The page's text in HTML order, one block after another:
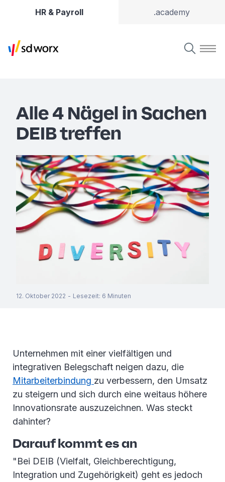
HR & Payroll .academy
Alle 4 Nägel in Sachen
DEIB treffen
12. Oktober 2022 - Lesezeit: 6 Minuten
Unternehmen mit einer vielfältigen und
integrativen Belegschaft neigen dazu, die
Mitarbeiterbindung zu verbessern, den Umsatz
zu steigern und sich durch eine weitaus höhere
Innovationsrate auszuzeichnen. Was steckt
dahinter?
Darauf kommt es an
"Bei DEIB (Vielfalt, Gleichberechtigung,
Integration und Zugehörigkeit) geht es jedoch